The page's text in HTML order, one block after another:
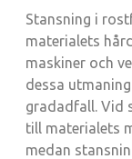
Stansning i
materialets
maskiner och
dessa
gradadfall. Vid
till materialets
medan